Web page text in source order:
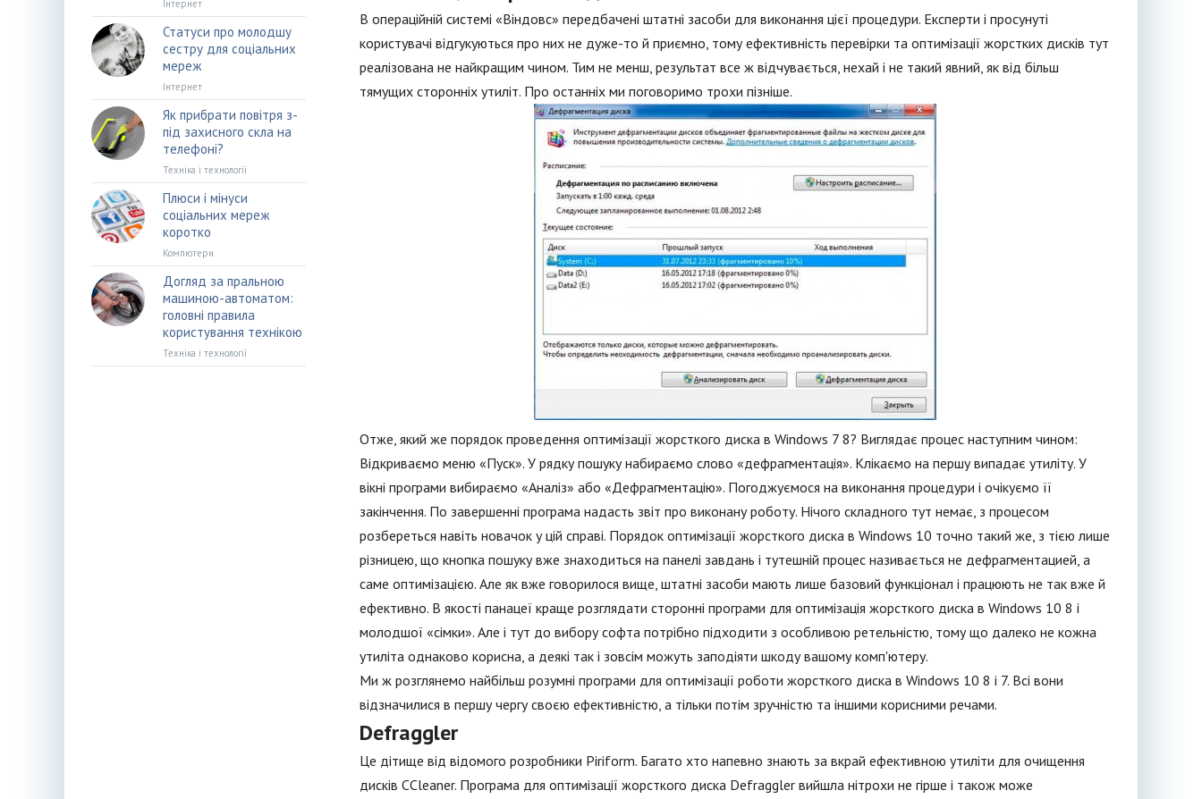
В операційній системі «Віндовс» передбачені штатні засоби для виконання цієї процедури. Експерти і просунуті
користувачі відгукуються про них не дуже-то й приємно, тому ефективність перевірки та оптимізації жорстких дисків тут
реалізована не найкращим чином. Тим не менш, результат все ж відчувається, нехай і не такий явний, як від більш
тямущих сторонніх утиліт. Про останніх ми поговоримо трохи пізніше.
Отже, який же порядок проведення оптимізації жорсткого диска в Windows 7 8? Виглядає процес наступним чином:
Відкриваємо меню «Пуск». У рядку пошуку набираємо слово «дефрагментація». Клікаємо на першу випадає утиліту. У
вікні програми вибираємо «Аналіз» або «Дефрагментацію». Погоджуємося на виконання процедури і очікуємо її
закінчення. По завершенні програма надасть звіт про виконану роботу. Нічого складного тут немає, з процесом
розбереться навіть новачок у цій справі. Порядок оптимізації жорсткого диска в Windows 10 точно такий же, з тією лише
різницею, що кнопка пошуку вже знаходиться на панелі завдань і тутешній процес називається не дефрагментацией, а
саме оптимізацією. Але як вже говорилося вище, штатні засоби мають лише базовий функціонал і працюють не так вже й
ефективно. В якості панацеї краще розглядати сторонні програми для оптимізація жорсткого диска в Windows 10 8 і
молодшої «сімки». Але і тут до вибору софта потрібно підходити з особливою ретельністю, тому що далеко не кожна
утиліта однаково корисна, а деякі так і зовсім можуть заподіяти шкоду вашому комп'ютеру.
Ми ж розглянемо найбільш розумні програми для оптимізації роботи жорсткого диска в Windows 10 8 і 7. Всі вони
відзначилися в першу чергу своєю ефективністю, а тільки потім зручністю та іншими корисними речами.
Defraggler
Це дітище від відомого розробники Piriform. Багато хто напевно знають за вкрай ефективною утиліти для очищення
дисків CCleaner. Програма для оптимізації жорсткого диска Defraggler вийшла нітрохи не гірше і також може
Інтернет
Статуси про молодшу
сестру для соціальних
мереж
Інтернет
Як прибрати повітря з-
під захисного скла на
телефоні?
Техніка і технології
Плюси і мінуси
соціальних мереж
коротко
Компютери
Догляд за пральною
машиною-автоматом:
головні правила
користування технікою
Техніка і технології